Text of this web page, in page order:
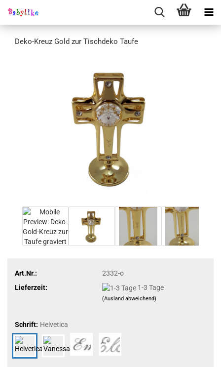
Deko-Kreuz Gold zur Tischdeko Taufe
Art.Nr.:
2332-o
Lieferzeit:
1-3 Tage
(Ausland abweichend)
Schrift: Helvetica